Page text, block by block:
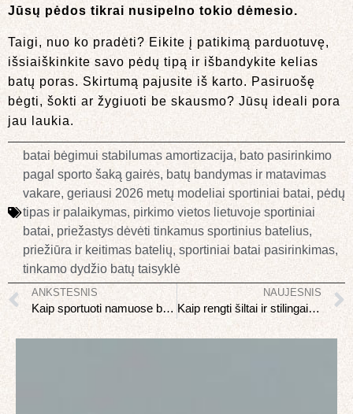
Jūsų pėdos tikrai nusipelno tokio dėmesio.
Taigi, nuo ko pradėti? Eikite į patikimą parduotuvę,
išsiaiškinkite savo pėdų tipą ir išbandykite kelias
batų poras. Skirtumą pajusite iš karto. Pasiruošę
bėgti, šokti ar žygiuoti be skausmo? Jūsų ideali pora
jau laukia.
batai bėgimui stabilumas amortizacija, bato pasirinkimo
pagal sporto šaką gairės, batų bandymas ir matavimas
vakare, geriausi 2026 metų modeliai sportiniai batai,pėdų
tipas ir palaikymas, pirkimo vietos lietuvoje sportiniai
batai, priežastys dėvėti tinkamus sportinius batelius,
priežiūra ir keitimas batelių, sportiniai batai pasirinkimas,
tinkamo dydžio batų taisyklė
ANKSTESNIS
Kaip sportuoti namuose be įrangos: pilna programa
NAUJESNIS
Kaip rengti šiltai ir stilingai žiemą